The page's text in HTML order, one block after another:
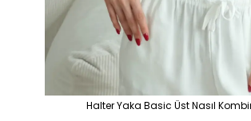
Halter Yaka Basic Üst Nasıl